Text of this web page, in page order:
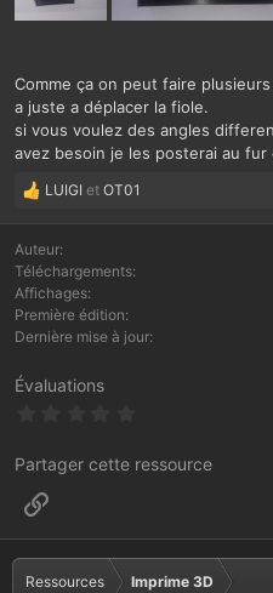
Comme ça on peut faire
a juste a déplacer la fiole.
si vous voulez des angles
avez besoin je les posterai au fur
L
e
s
r
é
a
c
i
o
:
LUIGI et OT01
Auteur
Téléchargements
Affichages
Première édition
Dernière mise à jour
Évaluations
0
e
(
Partager cette ressource
Lien
Ressources Imprime 3D